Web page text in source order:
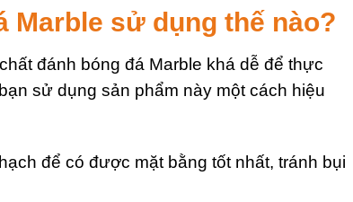
Marble sử dụng thế nào?
đánh bóng đá Marble khá dễ để thực
sử dụng sản phẩm này một cách hiệu
để có được mặt bằng tốt nhất, tránh bụi